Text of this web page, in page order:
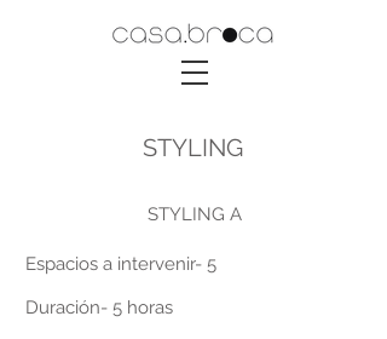
STYLING A
Espacios a intervenir- 5
Duración- 5 horas
STYLING